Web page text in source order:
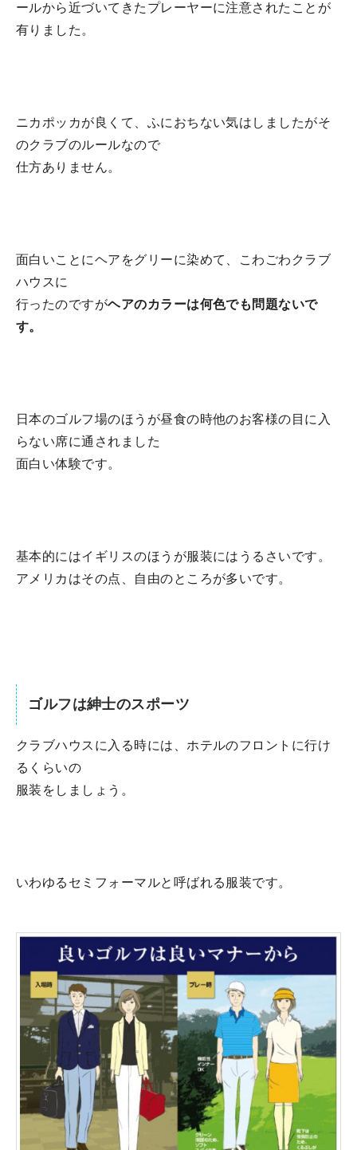
ールから近づいてきたプレーヤーに注意されたことが
有りました。
ニカポッカが良くて、ふにおちない気はしましたがそ
のクラブのルールなので
仕方ありません。
面白いことにヘアをグリーに染めて、こわごわクラブ
ハウスに
行ったのですがヘアのカラーは何色でも問題ないで
す。
日本のゴルフ場のほうが昼食の時他のお客様の目に入
らない席に通されました
面白い体験です。
基本的にはイギリスのほうが服装にはうるさいです。
アメリカはその点、自由のところが多いです。
ゴルフは紳士のスポーツ
クラブハウスに入る時には、ホテルのフロントに行け
るくらいの
服装をしましょう。
いわゆるセミフォーマルと呼ばれる服装です。